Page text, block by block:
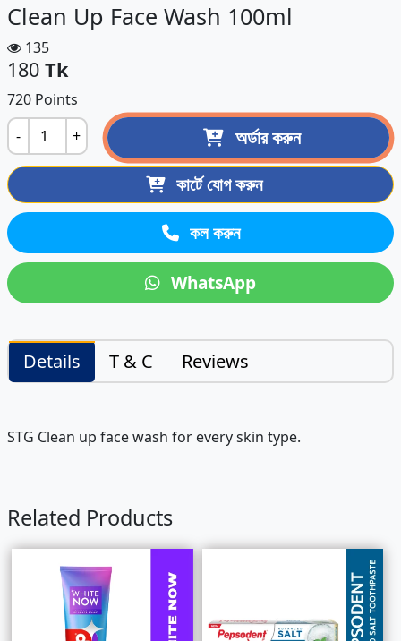
Clean Up Face Wash 100ml
135
180 Tk
720 Points
-
+ অর্ডার করুন
কার্টে যোগ করুন
কল করুন
WhatsApp
Details T & C Reviews
STG Clean up face wash for every skin type.
Related Products